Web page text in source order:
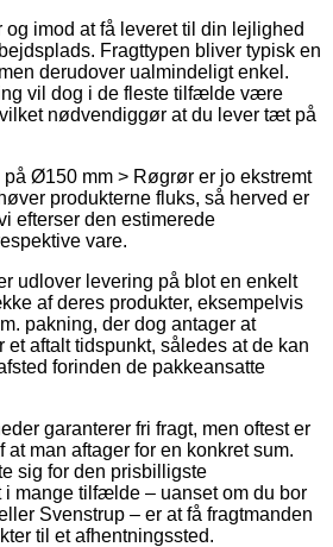
imod at få leveret til din lejlighed
Fragttypen bliver typisk en
derudover ualmindeligt enkel.
vil dog i de fleste tilfælde være
nødvendiggør at du lever tæt på
Ø150 mm > Røgrør er jo ekstremt
produkterne fluks, så herved er
efterser den estimerede
vare.
udlover levering på blot en enkelt
af deres produkter, eksempelvis
pakning, der dog antager at
et aftalt tidspunkt, således at de kan
forinden de pakkeansatte
garanterer fri fragt, men oftest er
man aftager for en konkret sum.
sig for den prisbilligste
i mange tilfælde – uanset om du bor
Svenstrup – er at få fragtmanden
til et afhentningssted.